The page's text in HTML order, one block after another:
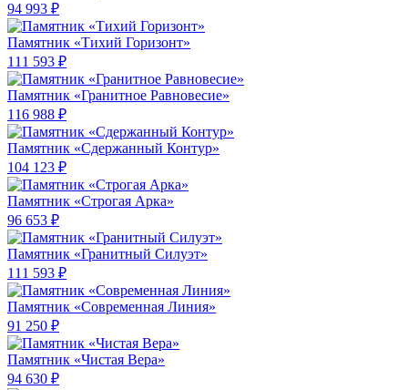
94 993 ₽
Памятник «Тихий Горизонт»
111 593 ₽
Памятник «Гранитное Равновесие»
116 988 ₽
Памятник «Сдержанный Контур»
104 123 ₽
Памятник «Строгая Арка»
96 653 ₽
Памятник «Гранитный Силуэт»
111 593 ₽
Памятник «Современная Линия»
91 250 ₽
Памятник «Чистая Вера»
94 630 ₽